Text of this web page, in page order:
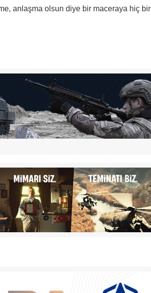
anlaşma olsun diye bir maceraya hiç bir